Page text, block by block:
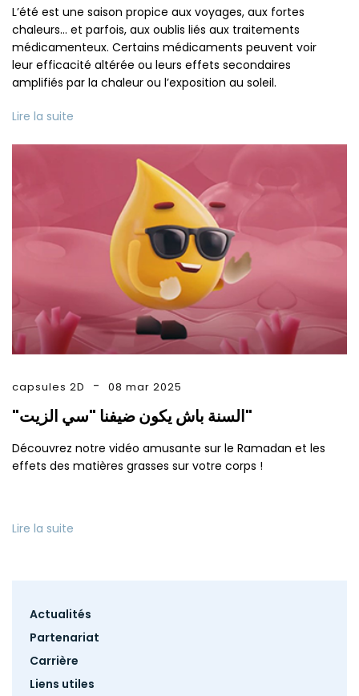
L’été est une saison propice aux voyages, aux fortes
chaleurs… et parfois, aux oublis liés aux traitements
médicamenteux. Certains médicaments peuvent voir
leur efficacité altérée ou leurs effets secondaires
amplifiés par la chaleur ou l’exposition au soleil.
Lire la suite
capsules 2D 08 mar 2025
"السنة باش يكون ضيفنا "سي الزيت"
Découvrez notre vidéo amusante sur le Ramadan et les
effets des matières grasses sur votre corps !
Lire la suite
Footer
Actualités
Partenariat
Carrière
Liens utiles